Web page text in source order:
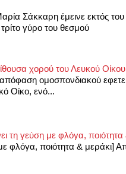
Σάκκαρη έμεινε εκτός
γύρο του θεσμού
χορού του Λευκού
ομοσπονδιακού
Οίκο, ενό...
τη γεύση με φλόγα, ποιότητα
ποιότητα & μεράκι]